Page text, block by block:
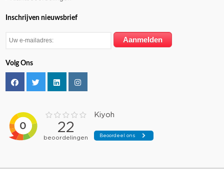
Inschrijven nieuwsbrief
Volg Ons